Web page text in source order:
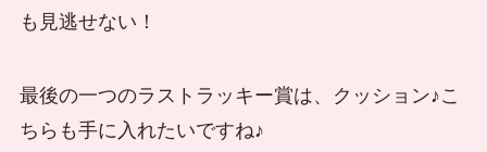
も見逃せない！
最後の一つのラストラッキー賞は、クッション♪こ
ちらも手に入れたいですね♪